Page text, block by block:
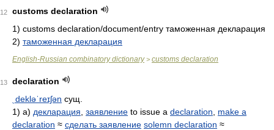
12
customs declaration
1) customs declaration/document/entry таможенная декларация
2) таможенная декларация
English-Russian combinatory dictionary> customs declaration
13
declaration
ˌdekləˈreɪʃən сущ.
1) а) декларация заявление to issue a declaration
make a
declaration ≈ сделать заявление solemn declaration ≈